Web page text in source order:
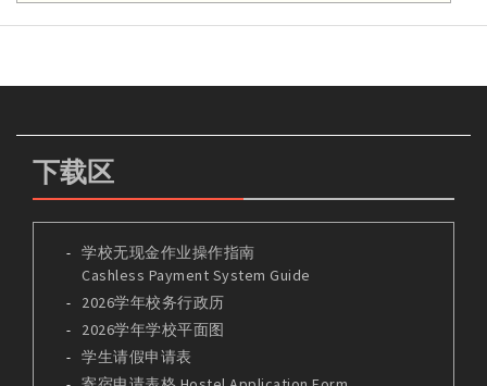
下载区
学校无现金作业操作指南
Cashless Payment System Guide
2026学年校务行政历
2026学年学校平面图
学生请假申请表